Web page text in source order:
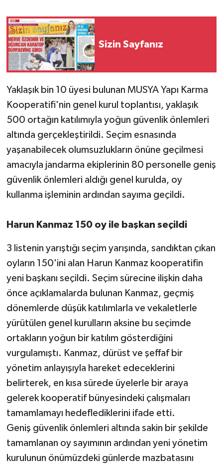
Sizin Sayfanız
Yaklaşık bin 10 üyesi bulunan MUSYA Yapı Karma
Kooperatifi'nin genel kurul toplantısı, yaklaşık
500 ortağın katılımıyla yoğun güvenlik önlemleri
altında gerçekleştirildi. Seçim esnasında
yaşanabilecek olumsuzlukların önüne geçilmesi
amacıyla jandarma ekiplerinin 80 personelle geniş
güvenlik önlemleri aldığı genel kurulda, oy
kullanma işleminin ardından sayıma geçildi.
Harun Kanmaz 150 oy ile başkan seçildi
3 listenin yarıştığı seçim yarışında, sandıktan çıkan
oyların 150'ini alan Harun Kanmaz kooperatifin
yeni başkanı seçildi. Seçim sürecine ilişkin daha
önce açıklamalarda bulunan Kanmaz, geçmiş
dönemlerde düşük katılımlarla ve vekaletlerle
yürütülen genel kurulların aksine bu seçimde
ortakların yoğun bir katılım gösterdiğini
vurgulamıştı. Kanmaz, dürüst ve şeffaf bir
yönetim anlayışıyla hareket edeceklerini
belirterek, en kısa sürede üyelerle bir araya
gelerek kooperatif bünyesindeki çalışmaları
tamamlamayı hedeflediklerini ifade etti.
Geniş güvenlik önlemleri altında sakin bir şekilde
tamamlanan oy sayımının ardından yeni yönetim
kurulunun önümüzdeki günlerde mazbatasını